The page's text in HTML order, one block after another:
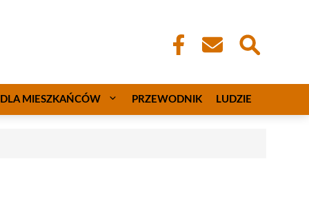
DLA MIESZKAŃCÓW PRZEWODNIK LUDZIE